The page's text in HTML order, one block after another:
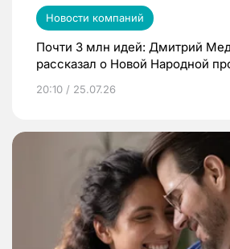
Новости компаний
Почти 3 млн идей: Дмитрий
рассказал о Новой Народной
20:10 / 25.07.26